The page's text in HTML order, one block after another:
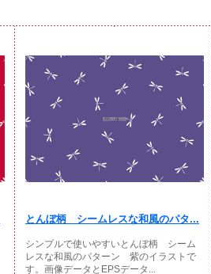
とんぼ柄 シームレスな和風のパタ...
シンプルで使いやすいとんぼ柄 シーム
レスな和風のパターン 紫のイラストで
す。画像データとEPSデータ...